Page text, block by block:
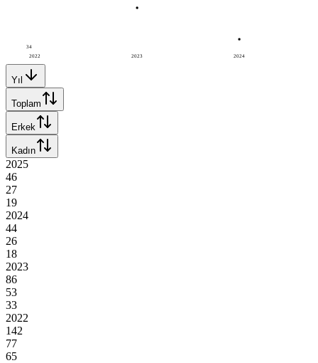
2022 2023 2024
34
Yıl
Toplam
Erkek
Kadın
2025
46
27
19
2024
44
26
18
2023
86
53
33
2022
142
77
65